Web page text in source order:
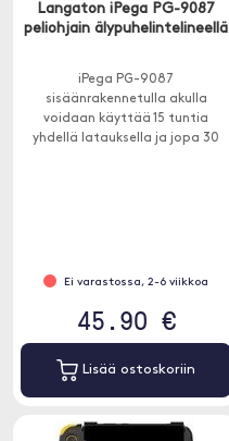
Langaton iPega PG-9087
peliohjain älypuhelintelineellä
iPega PG-9087
sisäänrakennetulla akulla
voidaan käyttää 15 tuntia
yhdellä latauksella ja jopa 30
Ei varastossa, 2-6 viikkoa
45.90 €
Lisää ostoskoriin